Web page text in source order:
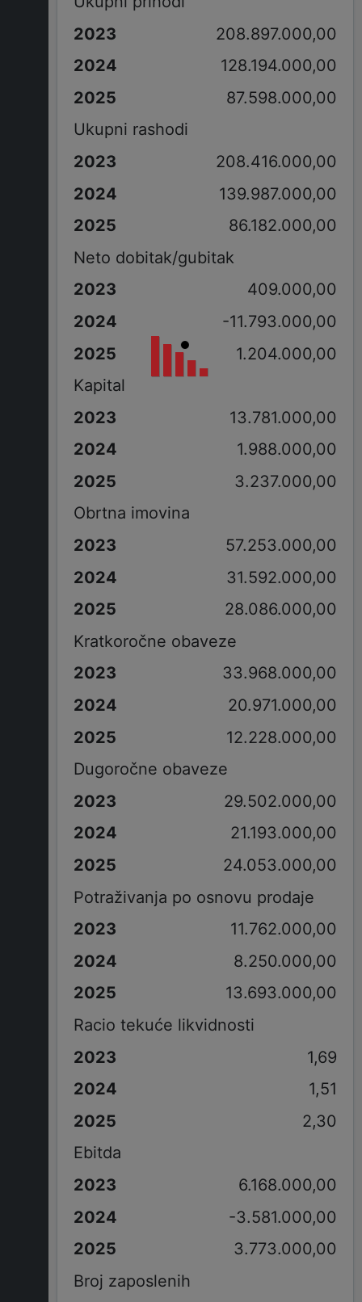
208.897.000,00
128.194.000,00
87.598.000,00
Ukupni rashodi
208.416.000,00
139.987.000,00
86.182.000,00
Neto dobitak/gubitak
409.000,00
-11.793.000,00
1.204.000,00
Kapital
13.781.000,00
1.988.000,00
3.237.000,00
Obrtna imovina
57.253.000,00
31.592.000,00
28.086.000,00
Kratkoročne obaveze
33.968.000,00
20.971.000,00
12.228.000,00
Dugoročne obaveze
29.502.000,00
21.193.000,00
24.053.000,00
Potraživanja po osnovu prodaje
11.762.000,00
8.250.000,00
13.693.000,00
Racio tekuće likvidnosti
1,69
1,51
2,30
Ebitda
6.168.000,00
-3.581.000,00
3.773.000,00
Broj zaposlenih